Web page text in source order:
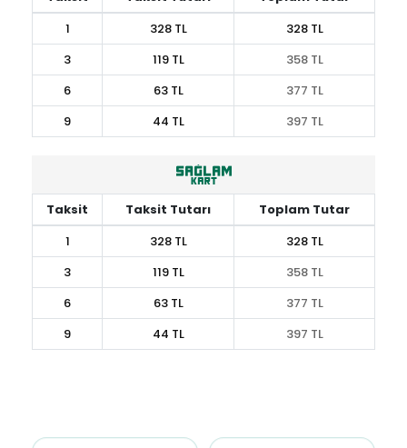
1
328 TL
328 TL
3
119 TL
358 TL
6
63 TL
377 TL
9
44 TL 397 TL
Taksit Taksit Tutarı
Toplam Tutar
1
328 TL
328 TL
3
119 TL
358 TL
6
63 TL
377 TL
9
44 TL 397 TL